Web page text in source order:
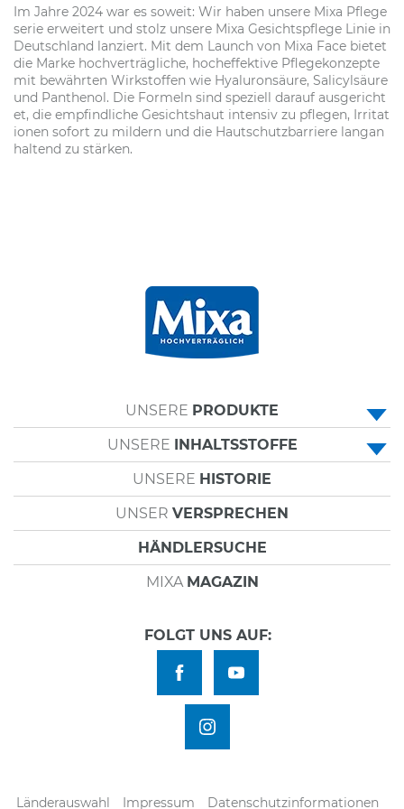
Im Jahre 2024 war es soweit: Wir haben unsere Mixa Pflege
serie erweitert und stolz unsere Mixa Gesichtspflege Linie in
Deutschland lanziert. Mit dem Launch von Mixa Face bietet
die Marke hochverträgliche, hocheffektive Pflegekonzepte
mit bewährten Wirkstoffen wie Hyaluronsäure, Salicylsäure
und Panthenol. Die Formeln sind speziell darauf ausgericht
et, die empfindliche Gesichtshaut intensiv zu pflegen, Irritat
ionen sofort zu mildern und die Hautschutzbarriere langan
haltend zu stärken.
UNSERE PRODUKTE
• ALLZWECKCREMES
• KÖRPERPFLEGE
• GESICHTSPFLEGE
UNSERE INHALTSSTOFFE
• PANTHENOL
• SHEABUTTER
• PFLANZLICHES GLYCERIN
• VITAMIN E
• HYLAURONSÄURE
• CERAMIDE
UNSERE HISTORIE
UNSER VERSPRECHEN
HÄNDLERSUCHE
MIXA MAGAZIN
FOLGT UNS AUF:
Länderauswahl Impressum Datenschutzinformationen